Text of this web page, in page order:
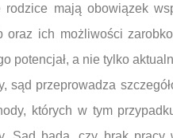
mają obowiązek
oraz ich możliwości
potencjał, a nie tylko
sąd przeprowadza
których w tym